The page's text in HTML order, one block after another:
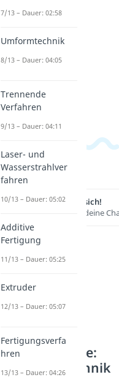
Lernen lohnt sich!
Entdecke hier deine
Weitere Inhalte:
Fertigungstechnik
7/13 – Dauer: 02:58
Umformtechnik
8/13 – Dauer: 04:05
Trennende
Verfahren
9/13 – Dauer: 04:11
Laser- und
Wasserstrahlver
fahren
10/13 – Dauer: 05:02
Additive
Fertigung
11/13 – Dauer: 05:25
Extruder
12/13 – Dauer: 05:07
Fertigungsverfa
hren
13/13 – Dauer: 04:26